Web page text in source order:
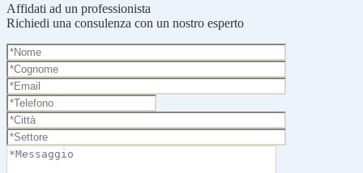
Affidati ad un professionista
Richiedi una consulenza con un nostro esperto